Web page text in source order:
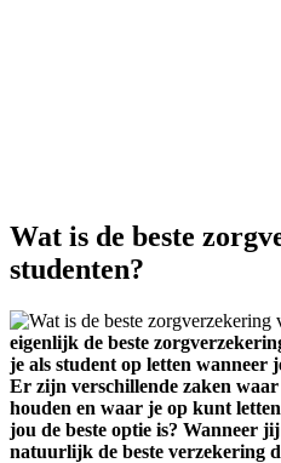
Wat is de beste
studenten?
eigenlijk de beste
je als student op letten wanneer
Er zijn verschillende zaken
houden en waar je op kunt
jou de beste optie is? Wanneer
natuurlijk de beste verzekering